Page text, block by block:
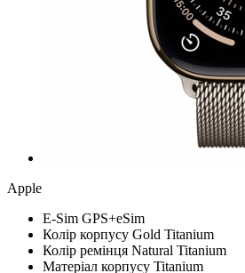
Apple
Е-Sim GPS+eSim
Колір корпусу Gold Titanium
Колір ремінця Natural Titanium
Матеріал корпусу Titanium